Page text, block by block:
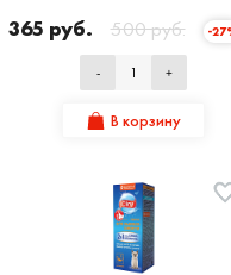
365 руб. 500 руб. -
- +
В корзину